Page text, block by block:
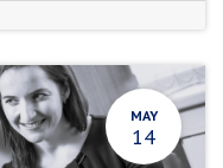
MAY
14